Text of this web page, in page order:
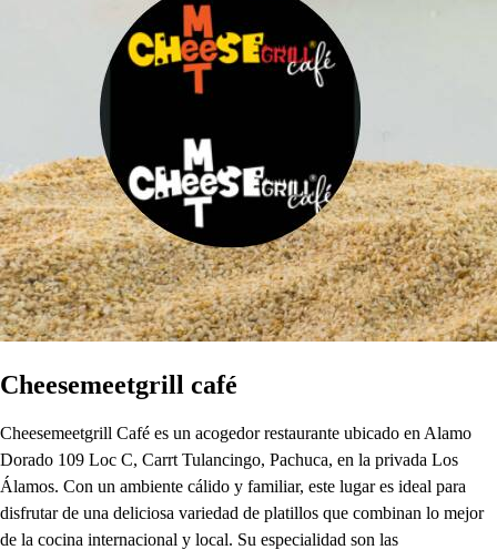
Cheesemeetgrill café
Cheesemeetgrill Café es un acogedor restaurante ubicado en Alamo
Dorado 109 Loc C, Carrt Tulancingo, Pachuca, en la privada Los
Álamos. Con un ambiente cálido y familiar, este lugar es ideal para
disfrutar de una deliciosa variedad de platillos que combinan lo mejor
de la cocina internacional y local. Su especialidad son las